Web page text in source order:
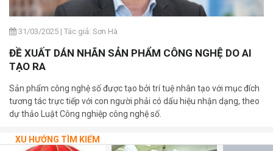
31/03/2025 | Tác giả: Sơn Hà
ĐỀ XUẤT DÁN NHÃN SẢN PHẨM CÔNG NGHỆ DO AI
TẠO RA
Sản phẩm công nghệ số được tạo bởi trí tuệ nhân tạo với mục đích
tương tác trực tiếp với con người phải có dấu hiệu nhận dạng, theo
dự thảo Luật Công nghiệp công nghệ số.
XU HƯỚNG TÌM KIẾM